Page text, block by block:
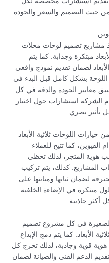
حيث التصميم والسعر والجودة.
مشاريع تصميم لوحات محلات
مبتكرة وجذابة. كما يتم
لضمان تقديم نموذج واقعي
اللوحة بشكل كامل قبل البدء في
معايير الجودة والدقة في كل
الشركة استشارات حول اختيار
تأثير بصري.
اللوحات ثلاثية الأبعاد
كما تتيح للعملاء
هوية المتجر، لذلك تحظى
المشاريع. كذلك، يتم تركيب
لضمان ثباتها ومتانتها على
مبتكرة في الإضاءة الخلفية
أكثر جاذبية.
في كل مشروع تصميم
الأبعاد. كما يتم دمج الإبداع
هوية قوية وجاذبة، لذلك تخرج كل
الدعم الفني والصيانة لضمان